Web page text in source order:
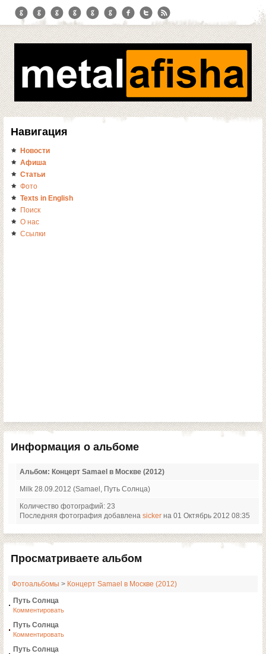
Навигация
Новости
Афиша
Статьи
Фото
Texts in English
Поиск
О нас
Ссылки
Информация о альбоме
Альбом: Концерт Samael в Москве (2012)
Milk 28.09.2012 (Samael, Путь Солнца)
Количество фотографий: 23
Последняя фотография добавлена sickerна 01 Октябрь 2012 08:35
Просматриваете альбом
Фотоальбомы > Концерт Samael в Москве (2012)
Путь Солнца
Комментировать
Путь Солнца
Комментировать
Путь Солнца